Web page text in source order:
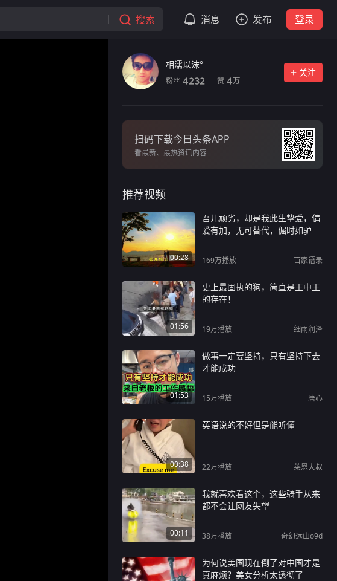
搜索 消息 发布 登录
相濡以沫°
粉丝 4232 赞 4万
关注
扫码下载今日头条APP
看最新、最热资讯内容
推荐视频
00:28
吾儿顽劣，却是我此生挚爱，偏
爱有加，无可替代，倔时如驴
169万播放 百家语录
01:56
史上最固执的狗，简直是王中王
的存在！
19万播放 细雨润泽
01:53
做事一定要坚持，只有坚持下去
才能成功
15万播放 唐心
00:38
英语说的不好但是能听懂
22万播放 莱恩大叔
00:11
我就喜欢看这个，这些骑手从来
都不会让网友失望
38万播放 奇幻远山o9d
为何说美国现在倒了对中国才是
真麻烦？美女分析太透彻了